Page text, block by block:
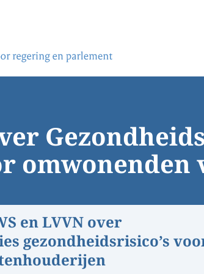
omwonenden
en LVVN over
gezondheidsrisico’s